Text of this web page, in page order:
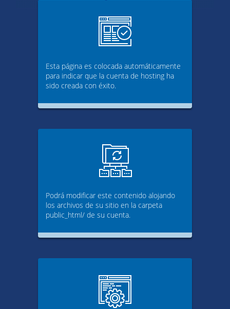
Esta página es colocada automáticamente
para indicar que la cuenta de hosting ha
sido creada con éxito.
Podrá modificar este contenido alojando
los archivos de su sitio en la carpeta
public_html/ de su cuenta.